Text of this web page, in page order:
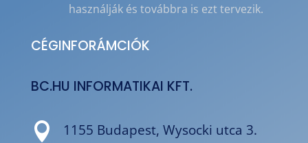
használják és továbbra is ezt tervezik.
CÉGINFORÁMCIÓK
BC.HU INFORMATIKAI KFT.
 1155 Budapest, Wysocki utca 3.